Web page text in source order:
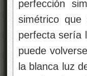
perfección
simétrico
perfecta sería
puede
la blanca luz